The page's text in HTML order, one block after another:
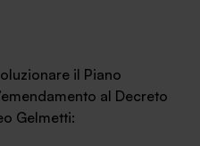
il Piano
al Decreto
Gelmetti: